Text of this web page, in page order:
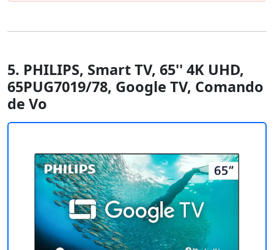
5. PHILIPS, Smart TV, 65'' 4K UHD,
65PUG7019/78, Google TV, Comando
de Vo